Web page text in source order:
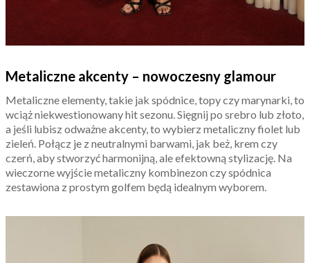
Metaliczne akcenty – nowoczesny glamour
Metaliczne elementy, takie jak spódnice, topy czy marynarki, to
wciąż niekwestionowany hit sezonu. Sięgnij po srebro lub złoto,
a jeśli lubisz odważne akcenty, to wybierz metaliczny fiolet lub
zieleń. Połącz je z neutralnymi barwami, jak beż, krem czy
czerń, aby stworzyć harmonijną, ale efektowną stylizację. Na
wieczorne wyjście metaliczny kombinezon czy spódnica
zestawiona z prostym golfem będą idealnym wyborem.